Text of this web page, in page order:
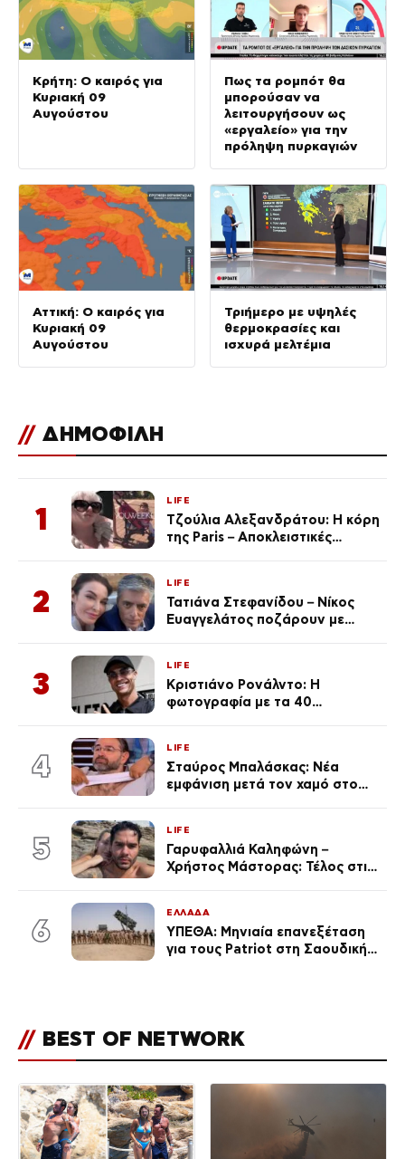
Κρήτη: Ο καιρός για
Κυριακή 09
Αυγούστου
Πως τα ρομπότ θα
μπορούσαν να
λειτουργήσουν ως
«εργαλείο» για την
πρόληψη πυρκαγιών
Αττική: Ο καιρός για
Κυριακή 09
Αυγούστου
Τριήμερο με υψηλές
θερμοκρασίες και
ισχυρά μελτέμια
// ΔΗΜΟΦΙΛΗ
1
LIFE
Τζούλια Αλεξανδράτου: Η κόρη
της Paris – Αποκλειστικές
2
LIFE
Τατιάνα Στεφανίδου – Νίκος
Ευαγγελάτος ποζάρουν με
3
LIFE
Κριστιάνο Ρονάλντο: Η
φωτογραφία με τα 40
εκ. likes
4
LIFE
Σταύρος Μπαλάσκας: Νέα
εμφάνιση μετά τον χαμό στο
5
LIFE
Γαρυφαλλιά Καληφώνη –
Χρήστος Μάστορας: Τέλος στις
6
ΕΛΛΑΔΑ
ΥΠΕΘΑ: Μηνιαία επανεξέταση
για τους Patriot στη Σαουδική
// BEST OF NETWORK